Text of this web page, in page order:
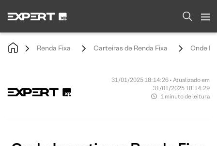
Renda Fixa Carteiras de Renda Fixa Onde
31/01/2025 18:14:26 • Atualizado em
31/01/2025 18:14:29
1 minuto de leitura